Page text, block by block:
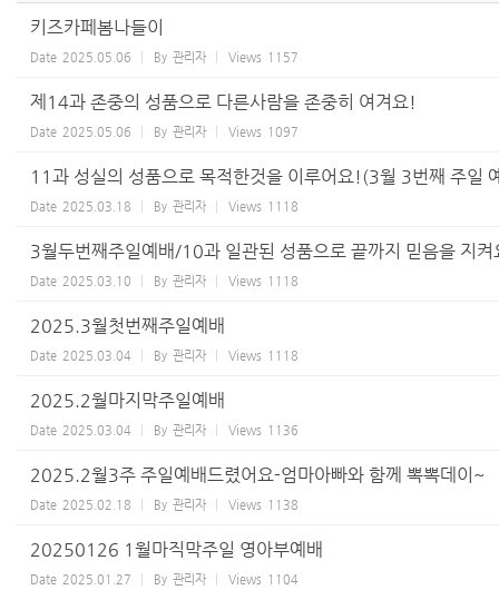
키즈카페봄나들이
Date 2025.05.06 By 관리자 Views 1157
제14과 존중의 성품으로 다른사람을 존중히 여겨요!
Date 2025.05.06 By 관리자 Views 1097
11과 성실의 성품으로 목적한것을 이루어요!(3월 3번째 주일
Date 2025.03.18 By 관리자 Views 1118
3월두번째주일예배/10과 일관된 성품으로 끝까지 믿음을 지
Date 2025.03.10 By 관리자 Views 1118
2025.3월첫번째주일예배
Date 2025.03.04 By 관리자 Views 1118
2025.2월마지막주일예배
Date 2025.03.04 By 관리자 Views 1136
2025.2월3주 주일예배드렸어요-엄마아빠와 함께 뽁뽁데이~
Date 2025.02.18 By 관리자 Views 1138
20250126 1월마직막주일 영아부예배
Date 2025.01.27 By 관리자 Views 1104